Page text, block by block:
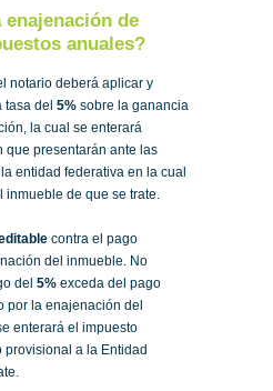
enajenación de
anuales?
notario deberá aplicar y
del 5% sobre la ganancia
la cual se enterará
que presentarán ante las
entidad federativa en la cual
inmueble de que se trate.
contra el pago
del inmueble. No
del 5% exceda del pago
por la enajenación del
enterará el impuesto
a la Entidad